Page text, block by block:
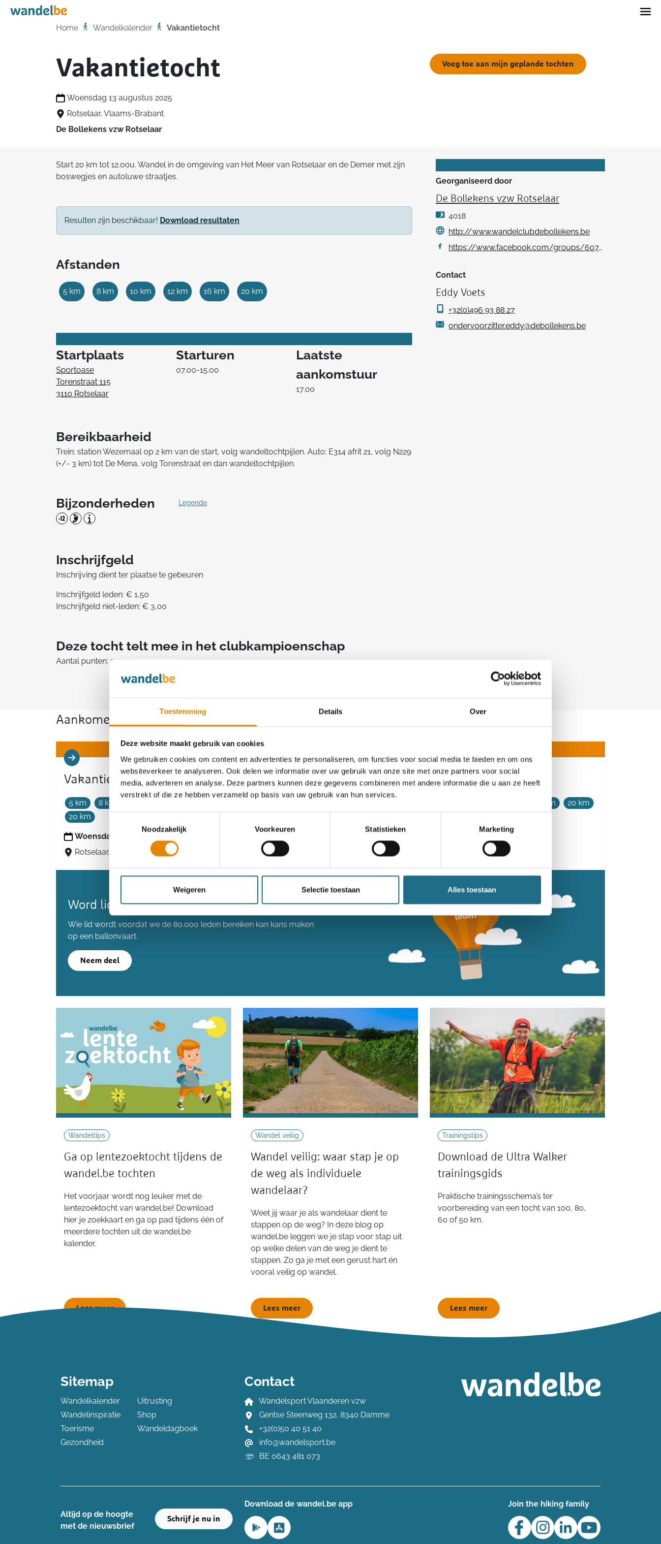
Toestemming Details Over
Deze website maakt gebruik van cookies
We gebruiken cookies om content en advertenties te personaliseren, om functies voor social media te bieden en om ons
websiteverkeer te analyseren. Ook delen we informatie over uw gebruik van onze site met onze partners voor social
media, adverteren en analyse. Deze partners kunnen deze gegevens combineren met andere informatie die u aan ze heeft
verstrekt of die ze hebben verzameld op basis van uw gebruik van hun services.
Noodzakelijk
Voorkeuren Statistieken Marketing
Weigeren Selectie toestaan Alles toestaan
Home
Home Wandelkalender Vakantietocht
Vakantietocht
Woensdag 13 augustus 2025
Rotselaar, Vlaams-Brabant
De Bollekens vzw Rotselaar
Voeg toe aan mijn geplande tochten
Start 20 km tot 12.00u. Wandel in de omgeving van Het Meer van Rotselaar en de Demer met zijn
boswegjes en autoluwe straatjes.
Resulten zijn beschikbaar! Download resultaten
Afstanden
5 km 8 km 10 km 12 km 16 km 20 km
Startplaats
Sportoase
Torenstraat 115
3110 Rotselaar
Starturen
07.00-15.00
Laatste
aankomstuur
17.00
Bereikbaarheid
Trein: station Wezemaal op 2 km van de start, volg wandeltochtpijlen. Auto: E314 afrit 21, volg N229
(+/- 3 km) tot De Mena, volg Torenstraat en dan wandeltochtpijlen.
Bijzonderheden Legende
Inschrijfgeld
Inschrijving dient ter plaatse te gebeuren
Inschrijfgeld leden: € 1,50
Inschrijfgeld niet-leden: € 3,00
Deze tocht telt mee in het clubkampioenschap
Aantal punten: 1
Georganiseerd door
De Bollekens vzw Rotselaar
4018
http://www.wandelclubdebollekens.be
https://www.facebook.com/groups/607409632775223/
Contact
Eddy Voets
+32(0)496 93 88 27
ondervoorzitter.eddy@debollekens.be
Aankomende wandeltochten van deze club
Vakantietocht
5 km 8 km
20 km
Woensdag 12 augustus 2026
Rotselaar, Vlaams-Brabant
Najaarstocht
Rotselaar, Vlaams-Brabant
Koude Neuzentocht
16 km 20 km
Rotselaar, Vlaams-Brabant
Word lid en maak kans op een ballonvaart
Wie lid wordt voordat we de 80.000 leden bereiken kan kans maken
op een ballonvaart.
Neem deel
Wandeltips
Ga op lentezoektocht tijdens de
wandel.be tochten
Het voorjaar wordt nog leuker met de
lentezoektocht van wandel.be! Download
hier je zoekkaart en ga op pad tijdens één of
meerdere tochten uit de wandel.be
kalender.
Lees meer
Wandel veilig
Wandel veilig: waar stap je op
de weg als individuele
wandelaar?
Weet jij waar je als wandelaar dient te
stappen op de weg? In deze blog op
wandel.be leggen we je stap voor stap uit
op welke delen van de weg je dient te
stappen. Zo ga je met een gerust hart én
vooral veilig op wandel.
Lees meer
Trainingstips
Download de Ultra Walker
trainingsgids
Praktische trainingsschema’s ter
voorbereiding van een tocht van 100, 80,
60 of 50 km.
Lees meer
Sitemap
Wandelkalender
Wandelinspiratie
Toerisme
Gezondheid
Uitrusting
Shop
Wandeldagboek
Contact
Wandelsport Vlaanderen vzw
Gentse Steenweg 132, 8340 Damme
+32(0)50 40 51 40
info@wandelsport.be
BE 0643 481 073
Altijd op de hoogte ​
met de nieuwsbrief
Schrijf je nu in
Download de wandel.be app Join the hiking family